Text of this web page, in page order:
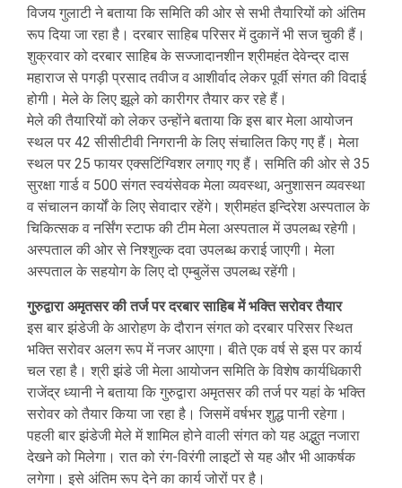
विजय गुलाटी ने बताया कि समिति की ओर से सभी तैयारियों को अंतिम
रूप दिया जा रहा है। दरबार साहिब परिसर में दुकानें भी सज चुकी हैं।
शुक्रवार को दरबार साहिब के सज्जादानशीन श्रीमहंत देवेन्द्र दास
महाराज से पगड़ी प्रसाद तवीज व आशीर्वाद लेकर पूर्वी संगत की विदाई
होगी। मेले के लिए झूले को कारीगर तैयार कर रहे हैं।
मेले की तैयारियों को लेकर उन्होंने बताया कि इस बार मेला आयोजन
स्थल पर 42 सीसीटीवी निगरानी के लिए संचालित किए गए हैं। मेला
स्थल पर 25 फायर एक्सटिंग्विशर लगाए गए हैं। समिति की ओर से 35
सुरक्षा गार्ड व 500 संगत स्वयंसेवक मेला व्यवस्था, अनुशासन व्यवस्था
व संचालन कार्यों के लिए सेवादार रहेंगे। श्रीमहंत इन्दिरेश अस्पताल के
चिकित्सक व नर्सिंग स्टाफ की टीम मेला अस्पताल में उपलब्ध रहेगी।
अस्पताल की ओर से निश्शुल्क दवा उपलब्ध कराई जाएगी। मेला
अस्पताल के सहयोग के लिए दो एम्बुलेंस उपलब्ध रहेंगी।
गुरुद्वारा अमृतसर की तर्ज पर दरबार साहिब में भक्ति सरोवर तैयार
इस बार झंडेजी के आरोहण के दौरान संगत को दरबार परिसर स्थित
भक्ति सरोवर अलग रूप में नजर आएगा। बीते एक वर्ष से इस पर कार्य
चल रहा है। श्री झंडे जी मेला आयोजन समिति के विशेष कार्यधिकारी
राजेंद्र ध्यानी ने बताया कि गुरुद्वारा अमृतसर की तर्ज पर यहां के भक्ति
सरोवर को तैयार किया जा रहा है। जिसमें वर्षभर शुद्ध पानी रहेगा।
पहली बार झंडेजी मेले में शामिल होने वाली संगत को यह अद्भुत नजारा
देखने को मिलेगा। रात को रंग-विरंगी लाइटों से यह और भी आकर्षक
लगेगा। इसे अंतिम रूप देने का कार्य जोरों पर है।